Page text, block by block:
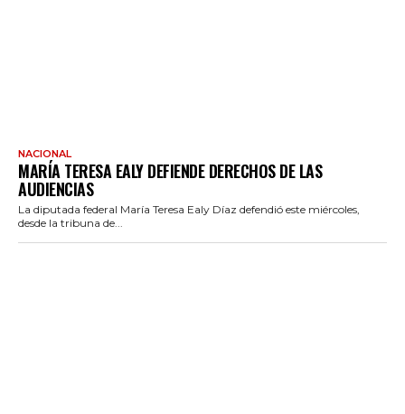
NACIONAL
MARÍA TERESA EALY DEFIENDE DERECHOS DE LAS
AUDIENCIAS
La diputada federal María Teresa Ealy Díaz defendió este miércoles,
desde la tribuna de...